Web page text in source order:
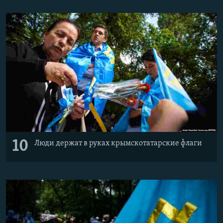
10 Люди держат в руках крымскотатарские флаги